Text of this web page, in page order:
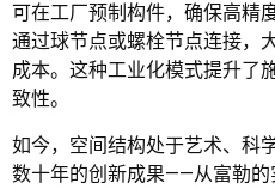
可在工厂预制构件，确保高精
通过球节点或螺栓节点连接，
成本。这种工业化模式提升了
致性。
如今，空间结构处于艺术、科
数十年的创新成果——从富勒的